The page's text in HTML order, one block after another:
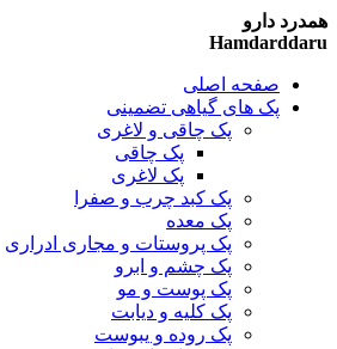
همدرد دارو
Hamdarddaru
صفحه اصلی
پک های گیاهی تضمینی
پک چاقی و لاغری
پک چاقی
پک لاغری
پک کبد چرب و صفرا
پک معده
پک پروستات و مجاری ادراری
پک چشم و ابرو
پک پوست و مو
پک کلیه و دیابت
پک روده و یبوست